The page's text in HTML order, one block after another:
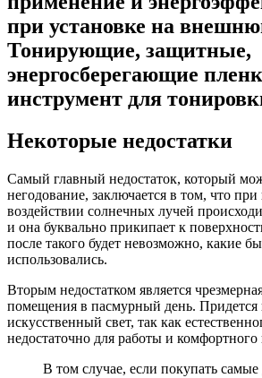
при установке на
Тонирующие, защитные,
энергосберегающие
инструмент для
Некоторые недостатки
Самый главный недостаток, который
негодование, заключается в том, что
воздействии солнечных лучей
и она буквально прикипает к
после такого будет невозможно, какие
использовались.
Вторым недостатком является
помещения в пасмурный день. Придется
искусственный свет, так как
недостаточно для работы и
В том случае, если покупать